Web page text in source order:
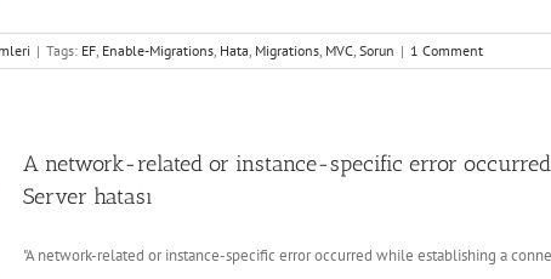
| Tags: EF, Enable-Migrations, Hata, Migrations, MVC, Sorun | 1 Comment
A network-related or instance-specific error
Server hatası
"A network-related or instance-specific error occurred while establishing a